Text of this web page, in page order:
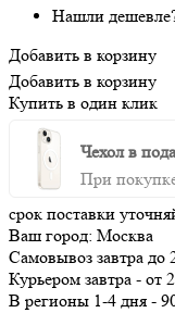
Нашли
Добавить в корзину
Добавить в корзину
Купить в один клик
Чехол в
При
срок поставки
Ваш город: Москва
Самовывоз завтра до
Курьером завтра - от
В регионы 1-4 дня -